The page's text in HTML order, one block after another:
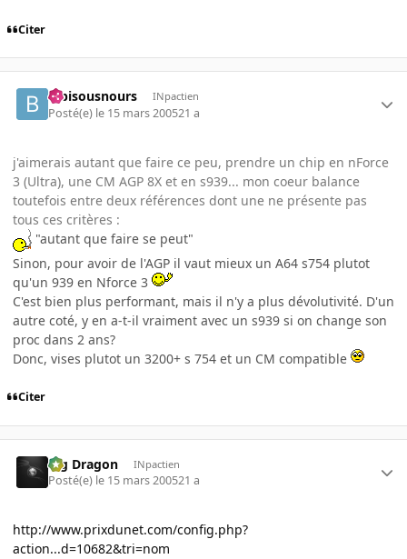
Citer
bibisousnours INpactien
Posté(e) le 15 mars 200521 a
j'aimerais autant que faire ce peu, prendre un chip en nForce
3 (Ultra), une CM AGP 8X et en s939... mon coeur balance
toutefois entre deux références dont une ne présente pas
tous ces critères :
"autant que faire se peut"
Sinon, pour avoir de l'AGP il vaut mieux un A64 s754 plutot
qu'un 939 en Nforce 3
C'est bien plus performant, mais il n'y a plus dévolutivité. D'un
autre coté, y en a-t-il vraiment avec un s939 si on change son
proc dans 2 ans?
Donc, vises plutot un 3200+ s 754 et un CM compatible
Citer
Big Dragon INpactien
Posté(e) le 15 mars 200521 a
http://www.prixdunet.com/config.php?
action...d=10682&tri=nom